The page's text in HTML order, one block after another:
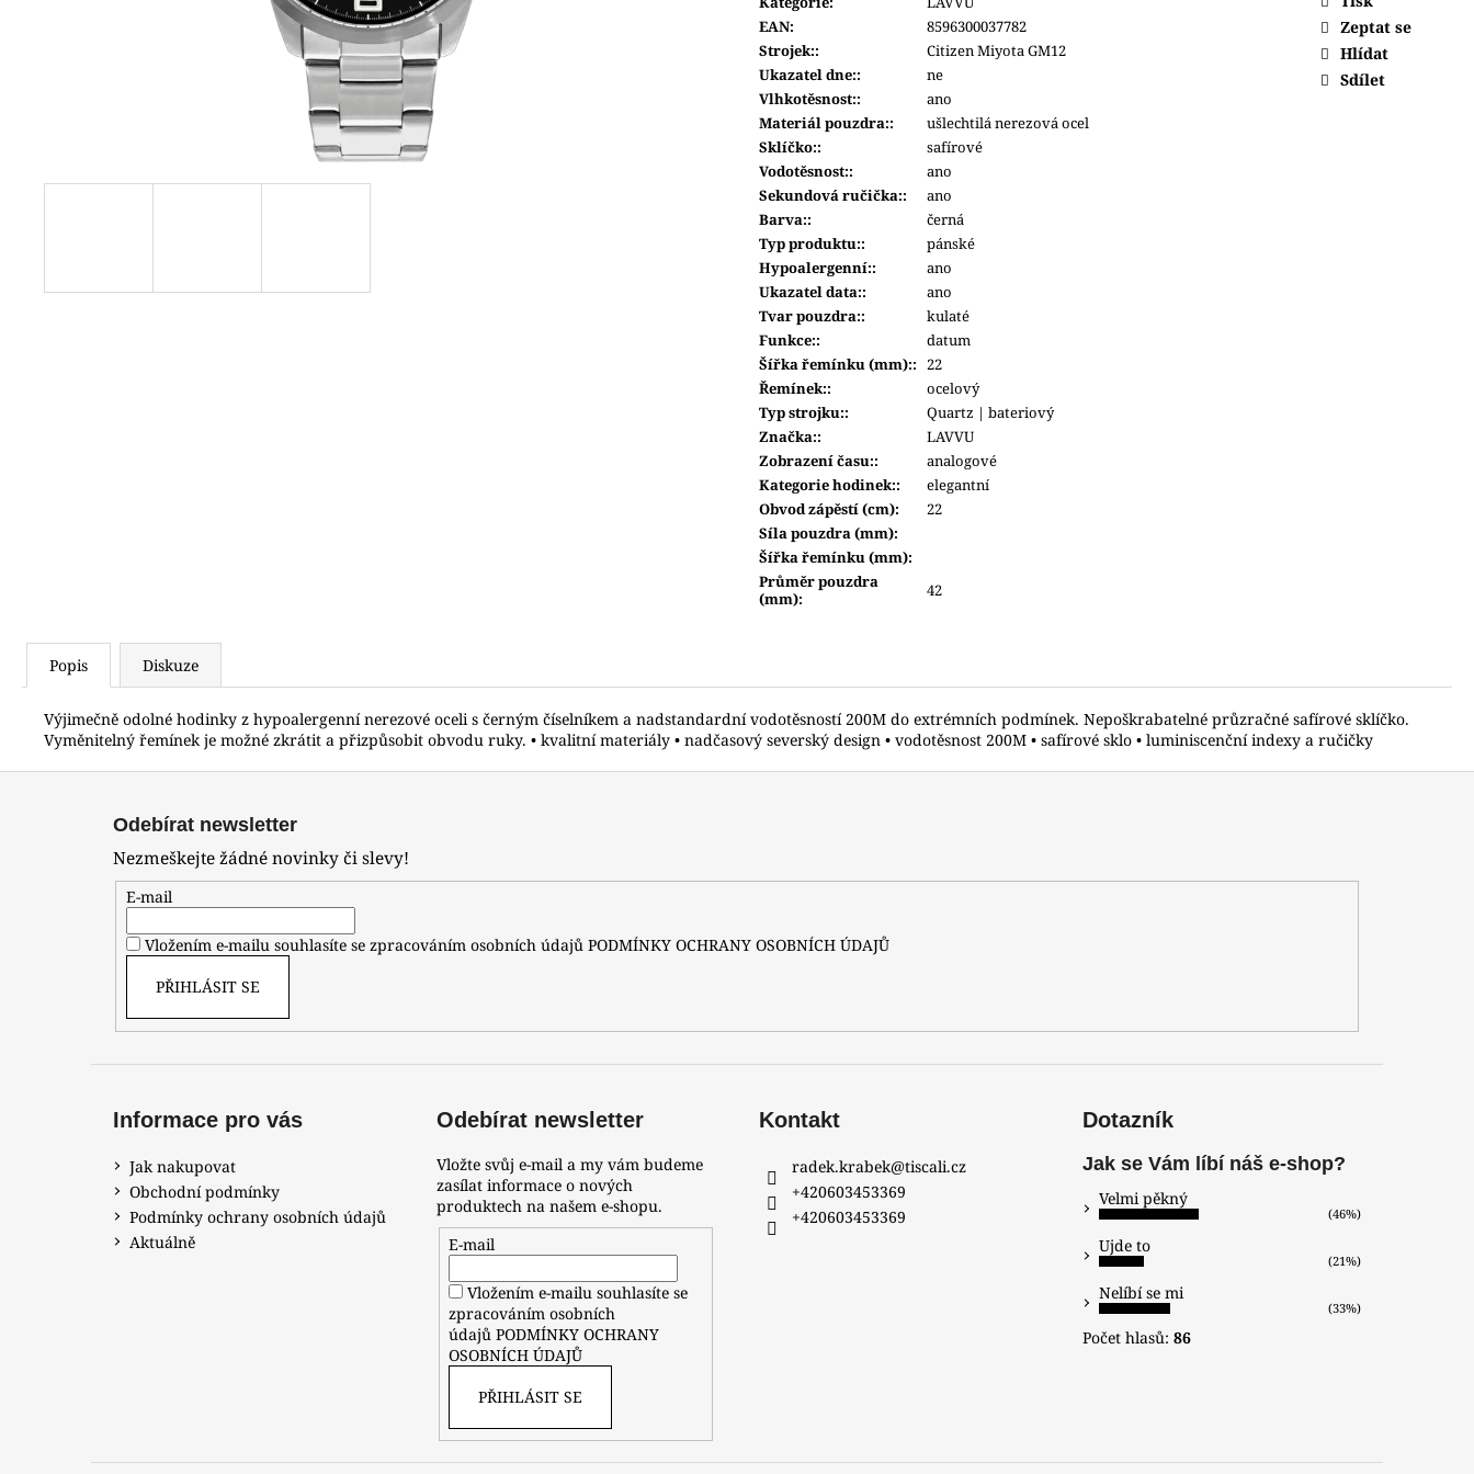
EAN:
8596300037782
Strojek::
Citizen Miyota GM12
Ukazatel dne::
ne
Vlhkotěsnost::
ano
Materiál pouzdra::
ušlechtilá nerezová ocel
Sklíčko::
safírové
Vodotěsnost::
ano
Sekundová ručička::
ano
Barva::
černá
Typ produktu::
pánské
Hypoalergenní::
ano
Ukazatel data::
ano
Tvar pouzdra::
kulaté
Funkce::
datum
Šířka řemínku (mm)::
22
Řemínek::
ocelový
Typ strojku::
Quartz | bateriový
Značka::
LAVVU
Zobrazení času::
analogové
Kategorie hodinek::
elegantní
Obvod zápěstí (cm):
22
Síla pouzdra (mm):
Šířka řemínku (mm):
Průměr pouzdra
(mm): 42
Zeptat se
Hlídat
Sdílet
Popis Diskuze
Výjimečně odolné hodinky z hypoalergenní nerezové oceli s černým číselníkem a nadstandardní vodotěsností 200M do extrémních podmínek. Nepoškrabatelné průzračné safírové sklíčko.
Vyměnitelný řemínek je možné zkrátit a přizpůsobit obvodu ruky. • kvalitní materiály • nadčasový severský design • vodotěsnost 200M • safírové sklo • luminiscenční indexy a ručičky
Odebírat newsletter
Nezmeškejte žádné novinky či slevy!
E-mail
Vložením e-mailu souhlasíte se zpracováním osobních údajů PODMÍNKY OCHRANY OSOBNÍCH ÚDAJŮ
PŘIHLÁSIT SE
Informace pro vás
Jak nakupovat
Obchodní podmínky
Podmínky ochrany osobních údajů
Aktuálně
Odebírat newsletter
Vložte svůj e-mail a my vám budeme
zasílat informace o nových
produktech na našem e-shopu.
E-mail
Vložením e-mailu souhlasíte se
zpracováním osobních
údajůPODMÍNKY OCHRANY
OSOBNÍCH ÚDAJŮ
PŘIHLÁSIT SE
Kontakt
radek.krabek@tiscali.cz
+420603453369
+420603453369
Dotazník
Jak se Vám líbí náš e-shop?
Velmi pěkný
(46%)
Ujde to
(21%)
Nelíbí se mi
(33%)
Počet hlasů: 86